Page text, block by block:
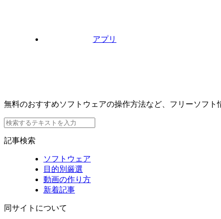
アプリ
無料のおすすめソフトウェアの操作方法など、フリーソフト
記事検索
ソフトウェア
目的別厳選
動画の作り方
新着記事
同サイトについて